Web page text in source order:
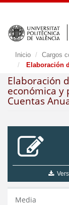
Inicio
Cargos
Elaboración
Elaboración
económica y
Cuentas
Media